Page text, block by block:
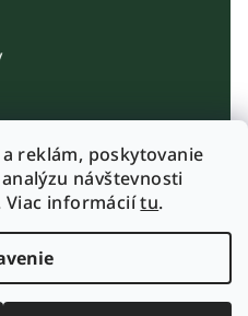
reklám, poskytovanie
návštevnosti
Viac informáciítu.